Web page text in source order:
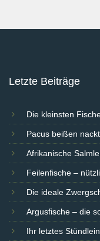
Letzte Beiträge
Die kleinsten
Pacus beißen
Afrikanische
Feilenfische –
Die ideale
Argusfische – die
Ihr letztes